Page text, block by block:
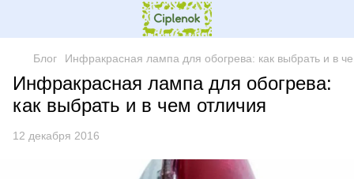
Блог Инфракрасная лампа для обогрева: как выбрать и в
Инфракрасная лампа для обогрева:
как выбрать и в чем отличия
12 декабря 2016